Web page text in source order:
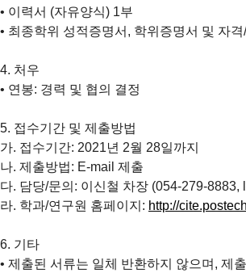
• 이력서 (자유양식) 1부
• 최종학위 성적증명서, 학위증명서 및 자
4. 처우
• 연봉: 경력 및 협의 결정
5. 접수기간 및 제출방법
가. 접수기간: 2021년 2월 28일까지
나. 제출방법: E-mail 제출
다. 담당/문의: 이신철 차장 (054-279-8883,
라. 학과/연구원 홈페이지: http://
6. 기타
• 제출된 서류는 일체 반환하지 않으며, 제